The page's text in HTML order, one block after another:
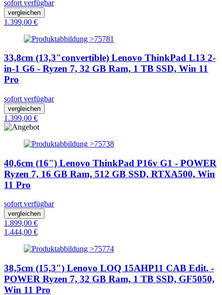
sofort verfügbar
vergleichen
1.399,00 €
33,8cm (13,3"convertible) Lenovo ThinkPad L13 2-
in-1 G6 - Ryzen 7, 32 GB Ram, 1 TB SSD, Win 11
Pro
sofort verfügbar
vergleichen
1.399,00 €
40,6cm (16") Lenovo ThinkPad P16v G1 - POWER
Ryzen 7, 16 GB Ram, 512 GB SSD, RTXA500, Win
11 Pro
sofort verfügbar
vergleichen
1.899,00 €
1.444,00 €
38,5cm (15,3") Lenovo LOQ 15AHP11 CAB Edit. -
POWER Ryzen 7, 32 GB Ram, 1 TB SSD, GF5050,
Win 11 Pro